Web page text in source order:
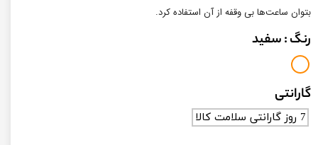
بتوان ساعت‌ها بی وقفه از آن استفاده کرد.
رنگ: سفید
گارانتی
7 روز گارانتی سلامت کالا